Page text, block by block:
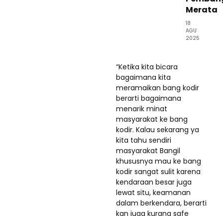
Merata
18
AGU
2025
“Ketika kita bicara
bagaimana kita
meramaikan bang kodir
berarti bagaimana
menarik minat
masyarakat ke bang
kodir. Kalau sekarang ya
kita tahu sendiri
masyarakat Bangil
khususnya mau ke bang
kodir sangat sulit karena
kendaraan besar juga
lewat situ, keamanan
dalam berkendara, berarti
kan juga kurang safe